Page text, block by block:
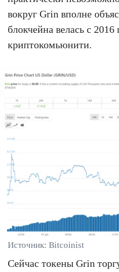
вокруг Grin вполне
блокчейна велась с
криптокомьюнити.
Источник: Bitcoinist
Сейчас токены Grin